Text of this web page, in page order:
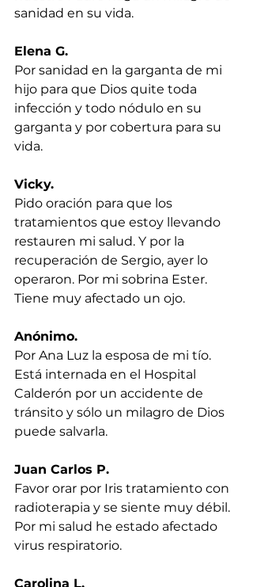
sanidad en su vida.
Elena G.
Por sanidad en la garganta de mi
hijo para que Dios quite toda
infección y todo nódulo en su
garganta y por cobertura para su
vida.
Vicky.
Pido oración para que los
tratamientos que estoy llevando
restauren mi salud. Y por la
recuperación de Sergio, ayer lo
operaron. Por mi sobrina Ester.
Tiene muy afectado un ojo.
Anónimo.
Por Ana Luz la esposa de mi tío.
Está internada en el Hospital
Calderón por un accidente de
tránsito y sólo un milagro de Dios
puede salvarla.
Juan Carlos P.
Favor orar por Iris tratamiento con
radioterapia y se siente muy débil.
Por mi salud he estado afectado
virus respiratorio.
Carolina L.